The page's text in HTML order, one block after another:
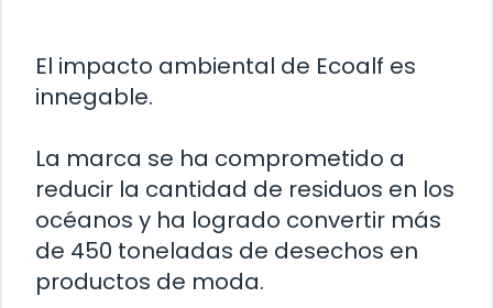
El impacto ambiental de Ecoalf es
innegable.
La marca se ha comprometido a
reducir la cantidad de residuos en los
océanos y ha logrado convertir más
de 450 toneladas de desechos en
productos de moda.